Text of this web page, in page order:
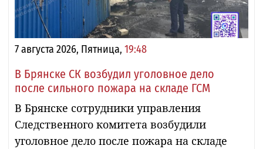
7 августа 2026, Пятница, 19:48
В Брянске СК возбудил уголовное дело
после сильного пожара на складе ГСМ
В Брянске сотрудники управления
Следственного комитета возбудили
уголовное дело после пожара на складе